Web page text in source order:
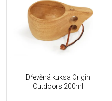
Dřevěná kuksa Origin
Outdoors 200ml